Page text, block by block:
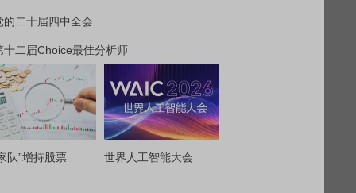
的二十届四中全会
十二届Choice最佳分析师
队”增持股票 世界人工智能大会